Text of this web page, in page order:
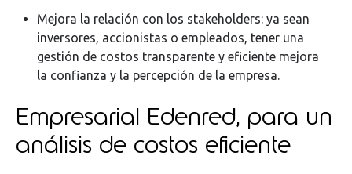
Mejora la relación con los stakeholders: ya sean
inversores, accionistas o empleados, tener una
gestión de costos transparente y eficiente mejora
la confianza y la percepción de la empresa.
Empresarial Edenred, para un
análisis de costos eficiente